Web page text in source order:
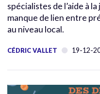
spécialistes de l’aide à
manque de lien entre
au niveau local.
CÉDRIC VALLET 19-12-